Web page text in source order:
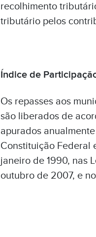
recolhimento
tributário pelos
Índice de
Os repasses aos
são liberados de
apurados
Constituição Federal
janeiro de 1990, nas
outubro de 2007, e